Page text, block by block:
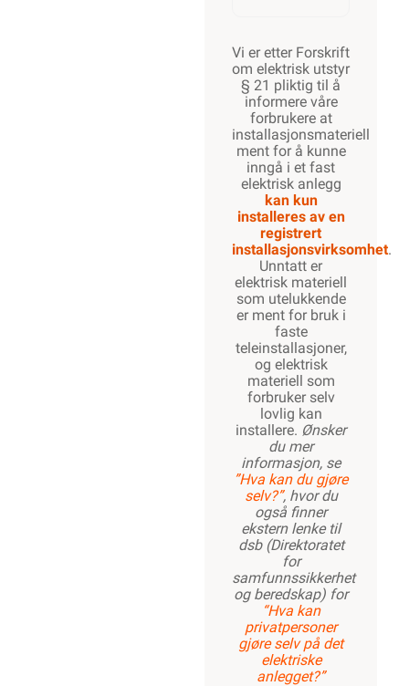
Vi er etter Forskrift
om elektrisk utstyr
§ 21 pliktig til å
informere våre
forbrukere at
installasjonsmateriell
ment for å kunne
inngå i et fast
elektrisk anlegg
kan kun
installeres av en
registrert
installasjonsvirksomhet.
Unntatt er
elektrisk materiell
som utelukkende
er ment for bruk i
faste
teleinstallasjoner,
og elektrisk
materiell som
forbruker selv
lovlig kan
installere. Ønsker
du mer
informasjon, se
”Hva kan du gjøre
selv?”, hvor du
også finner
ekstern lenke til
dsb (Direktoratet
for
samfunnssikkerhet
og beredskap) for
“Hva kan
privatpersoner
gjøre selv på det
elektriske
anlegget?”